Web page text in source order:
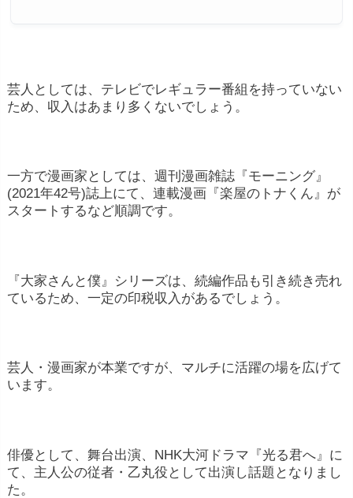
芸人としては、テレビでレギュラー番組を持っていない
ため、収入はあまり多くないでしょう。
一方で漫画家としては、週刊漫画雑誌『モーニング』
(2021年42号)誌上にて、連載漫画『楽屋のトナくん』が
スタートするなど順調です。
『大家さんと僕』シリーズは、続編作品も引き続き売れ
ているため、一定の印税収入があるでしょう。
芸人・漫画家が本業ですが、マルチに活躍の場を広げて
います。
俳優として、舞台出演、NHK大河ドラマ『光る君へ』に
て、主人公の従者・乙丸役として出演し話題となりまし
た。